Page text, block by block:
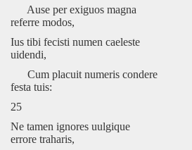
Ause per exiguos magna
referre modos,
Ius tibi fecisti numen caeleste
uidendi,
Cum placuit numeris condere
festa tuis:
25
Ne tamen ignores uulgique
errore traharis,